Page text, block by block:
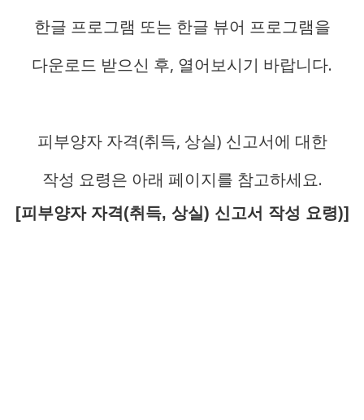
한글 프로그램 또는 한글 뷰어 프로그램을
다운로드 받으신 후, 열어보시기 바랍니다.
피부양자 자격(취득, 상실) 신고서에 대한
작성 요령은 아래 페이지를 참고하세요.
[피부양자 자격(취득, 상실) 신고서 작성 요령)]